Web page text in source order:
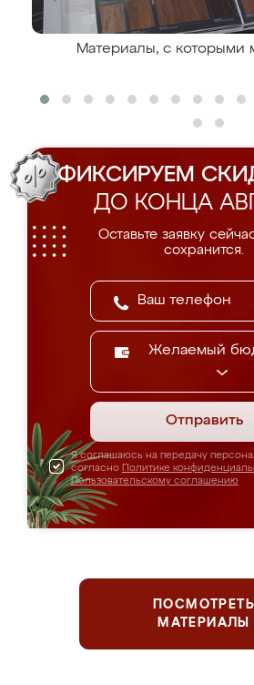
Материалы, с которыми
ФИКСИРУЕМ
ДО КОНЦА
Оставьте заявку
сохранится.
Желаемый
Отправить
Я соглашаюсь на передачу
согласно Политике
Пользовательскому соглашению
ПОСМОТРЕТЬ
МАТЕРИАЛЫ